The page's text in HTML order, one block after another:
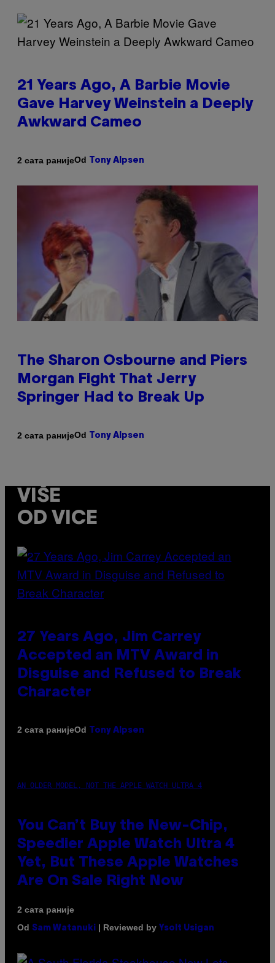
21 Years Ago, A Barbie Movie
Gave Harvey Weinstein a Deeply
Awkward Cameo
2 сата ранијеOd Tony Alpsen
The Sharon Osbourne and Piers
Morgan Fight That Jerry
Springer Had to Break Up
2 сата ранијеOd Tony Alpsen
VIŠE
OD VICE
27 Years Ago, Jim Carrey
Accepted an MTV Award in
Disguise and Refused to Break
Character
2 сата ранијеOd Tony Alpsen
AN OLDER MODEL, NOT THE APPLE WATCH ULTRA 4
You Can’t Buy the New-Chip,
Speedier Apple Watch Ultra 4
Yet, But These Apple Watches
Are On Sale Right Now
2 сата раније
Od Sam Watanuki | Reviewed by Ysolt Usigan